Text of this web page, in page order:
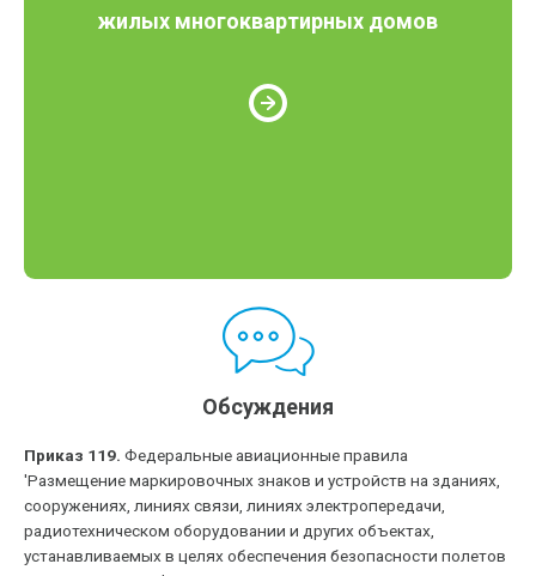
жилых многоквартирных домов
Обсуждения
Приказ 119. Федеральные авиационные правила
'Размещение маркировочных знаков и устройств на зданиях,
сооружениях, линиях связи, линиях электропередачи,
радиотехническом оборудовании и других объектах,
устанавливаемых в целях обеспечения безопасности полетов